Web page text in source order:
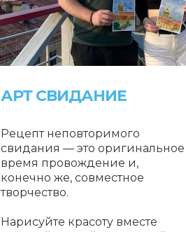
АРТ СВИДАНИЕ
Рецепт неповторимого
свидания — это оригинальное
время провождение и,
конечно же, совместное
творчество.
Нарисуйте красоту вместе